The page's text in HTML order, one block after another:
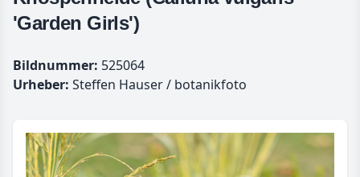
'Garden Girls')
Bildnummer: 525064
Urheber: Steffen Hauser / botanikfoto